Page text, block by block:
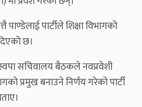
पाण्डेलाई पार्टीले शिक्षा विभागको
छ।
सचिवालय बैठकले नवप्रवेशी
प्रमुख बनाउने निर्णय गरेको पार्टी